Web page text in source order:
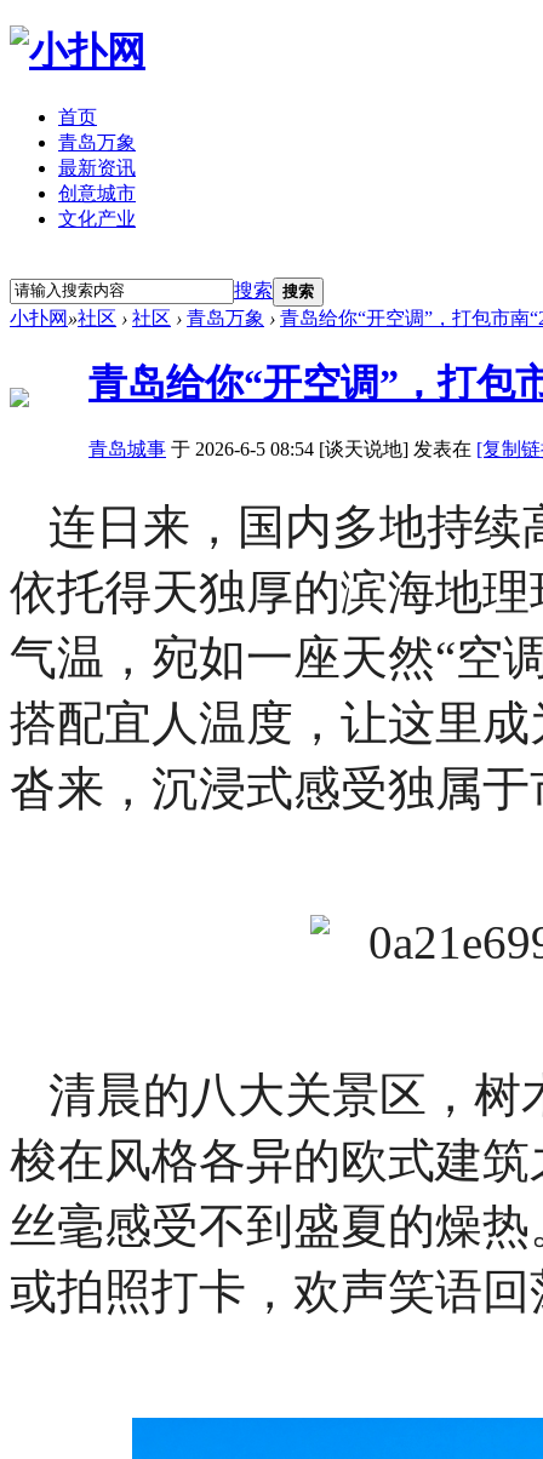
首页
青岛万象
最新资讯
创意城市
文化产业
搜索 搜索
小扑网 »社区 › 社区 › 青岛万象 › 青岛给你“开空调”，打包市南
青岛给你“开空调”，打包
青岛城事 于 2026-6-5 08:54 [谈天说地] 发表在 [复制
连日来，国内多地持
依托得天独厚的滨海地
气温，宛如一座天然“空
搭配宜人温度，让这里
沓来，沉浸式感受独属
清晨的八大关景区，树
梭在风格各异的欧式建
丝毫感受不到盛夏的燥
或拍照打卡，欢声笑语